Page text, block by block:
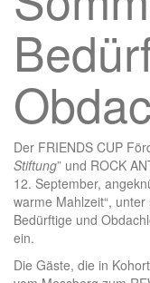
Der FRIENDS CUP
Stiftung” und ROCK
12. September,
warme Mahlzeit“,
Bedürftige und
ein.
Die Gäste, die in